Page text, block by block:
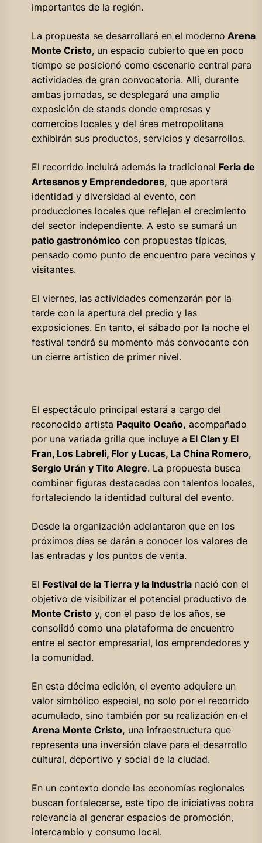
importantes de la región.
La propuesta se desarrollará en el moderno Arena
Monte Cristo, un espacio cubierto que en poco
tiempo se posicionó como escenario central para
actividades de gran convocatoria. Allí, durante
ambas jornadas, se desplegará una amplia
exposición de stands donde empresas y
comercios locales y del área metropolitana
exhibirán sus productos, servicios y desarrollos.
El recorrido incluirá además la tradicional Feria de
Artesanos y Emprendedores, que aportará
identidad y diversidad al evento, con
producciones locales que reflejan el crecimiento
del sector independiente. A esto se sumará un
patio gastronómicocon propuestas típicas,
pensado como punto de encuentro para vecinos y
visitantes.
El viernes, las actividades comenzarán por la
tarde con la apertura del predio y las
exposiciones. En tanto, el sábado por la noche el
festival tendrá su momento más convocante con
un cierre artístico de primer nivel.
El espectáculo principal estará a cargo del
reconocido artista Paquito Ocaño, acompañado
por una variada grilla que incluye a El Clan y El
Fran, Los Labreli, Flor y Lucas, La China Romero,
Sergio Urán y Tito Alegre. La propuesta busca
combinar figuras destacadas con talentos locales,
fortaleciendo la identidad cultural del evento.
Desde la organización adelantaron que en los
próximos días se darán a conocer los valores de
las entradas y los puntos de venta.
El Festival de la Tierra y la Industrianació con el
objetivo de visibilizar el potencial productivo de
Monte Cristoy, con el paso de los años, se
consolidó como una plataforma de encuentro
entre el sector empresarial, los emprendedores y
la comunidad.
En esta décima edición, el evento adquiere un
valor simbólico especial, no solo por el recorrido
acumulado, sino también por su realización en el
Arena Monte Cristo, una infraestructura que
representa una inversión clave para el desarrollo
cultural, deportivo y social de la ciudad.
En un contexto donde las economías regionales
buscan fortalecerse, este tipo de iniciativas cobra
relevancia al generar espacios de promoción,
intercambio y consumo local.